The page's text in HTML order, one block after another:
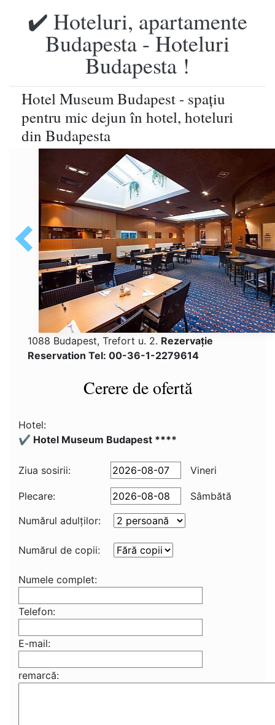
✔️ Hoteluri, apartamente
Budapesta - Hoteluri
Budapesta !
Hotel Museum Budapest - spaţiu
pentru mic dejun în hotel, hoteluri
din Budapesta
1088 Budapest, Trefort u. 2. Rezervaţie
Reservation Tel: 00-36-1-2279614
Cerere de ofertă
Hotel:
✔️ Hotel Museum Budapest ****
Ziua sosirii: Vineri
Plecare:
Sâmbătă
Numărul adulţilor:
Numărul de copii:
Numele complet:
Telefon:
E-mail:
remarcă: